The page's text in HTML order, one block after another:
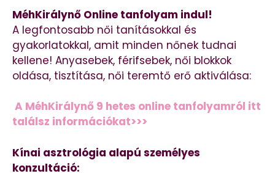
MéhKirálynő Online tanfolyam indul!
A legfontosabb női tanításokkal és
gyakorlatokkal, amit minden nőnek tudnai
kellene! Anyasebek, férifsebek, női blokkok
oldása, tisztítása, női teremtő erő aktiválása:
A MéhKirálynő 9 hetes online tanfolyamról itt
találsz információkat>>>
Kínai asztrológia alapú személyes
konzultáció: